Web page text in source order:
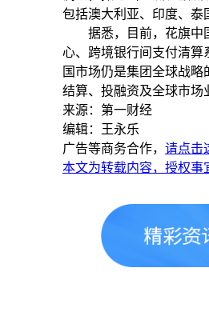
包括澳大利亚、印度、泰
据悉，目前，花旗中国
心、跨境银行间支付清算
国市场仍是集团全球战
结算、投融资及全球市场
来源：第一财经
编辑：王永乐
广告等商务合作， 请点击
本文为转载内容，授权事